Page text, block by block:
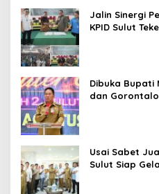
Jalin Sinergi
KPID Sulut
Dibuka Bupati
dan
Usai Sabet
Sulut Siap